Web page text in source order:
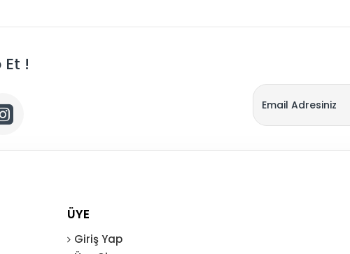
Et !
ÜYE
Giriş Yap